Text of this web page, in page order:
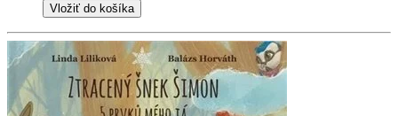
Vložiť do košíka